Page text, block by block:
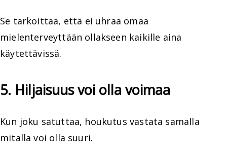
Se tarkoittaa, että ei uhraa omaa
mielenterveyttään ollakseen kaikille aina
käytettävissä.
5. Hiljaisuus voi olla voimaa
Kun joku satuttaa, houkutus vastata samalla
mitalla voi olla suuri.